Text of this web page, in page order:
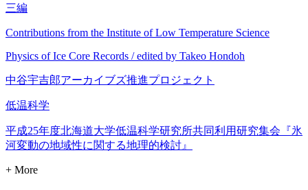
三編
Contributions from the Institute of Low Temperature Science
Physics of Ice Core Records / edited by Takeo Hondoh
中谷宇吉郎アーカイブズ推進プロジェクト
低温科学
平成25年度北海道大学低温科学研究所共同利用研究集会『氷
河変動の地域性に関する地理的検討』
+ More